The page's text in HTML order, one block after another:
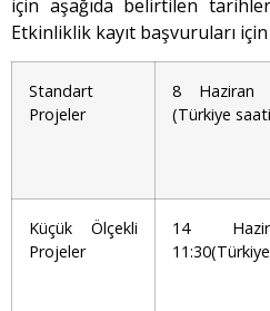
için aşağıda belirtilen
Etkinliklik kayıt başvuruları
Standart
Projeler
8 Haziran
(Türkiye
Küçük Ölçekli
Projeler
14